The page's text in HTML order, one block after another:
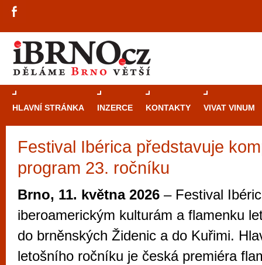
HLAVNÍ STRÁNKA INZERCE KONTAKTY VIVAT VINUM
Festival Ibérica představuje
program 23. ročníku
Brno, 11. května 2026 – Festival
iberoamerickým kulturám a flamenku
do brněnských Židenic a do Kuřimi.
letošního ročníku je česká premiéra
Průvodce
Brně: Od
Brno je
zajímavé
restaurace,
Mimo jiné je ale také místem, kde si